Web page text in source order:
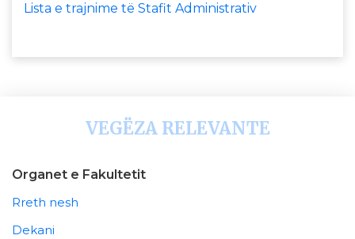
Lista e trajnime të Stafit Administrativ
VEGËZA RELEVANTE
Organet e Fakultetit
Rreth nesh
Dekani